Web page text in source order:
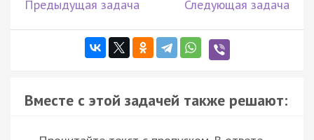
Предыдущая задача Следующая задача
Вместе с этой задачей также решают: